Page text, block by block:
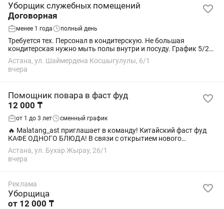
Уборщик служебных помещений
Договорная
менее 1 года полный день
Требуется тех. Персонал в кондитерскую. Не большая
кондитерская нужно мыть полы внутри и посуду. График 5/2
6/1 с 7-00 до 19:00. Зп еженедельно. Смена 10000
Астана, ул. Шаймердена Косшыгулулы, 6/1
вчера
Помощник повара в фаст фуд
12 000 ₸
от 1 до 3 лет сменный график
🔥 Malatang_ast приглашает в команду! Китайский фаст фуд
КАФЕ ОДНОГО БЛЮДА! В связи с открытием нового
заведения мы набираем сотрудников! Открытые вакансии: 👨
🍳 Повар и помощник повара 💳...
Астана, ул. Бухар Жырау, 26/1
вчера
Реклама
Уборщица
от 12 000 ₸